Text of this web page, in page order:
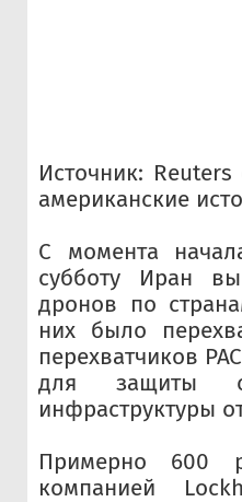
Источник:
американские
С момента
субботу Иран
дронов по
них было
перехватчиков
для защиты
инфраструктуры
Примерно 600
компанией